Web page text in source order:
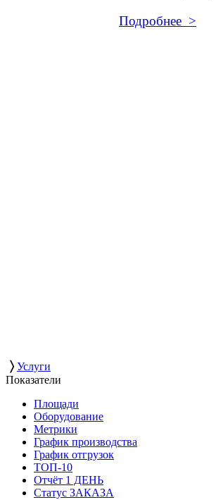
Подробнее >
〉 Услуги
Показатели
Площади
Оборудование
Метрики
График производства
График отгрузок
ТОП-10
Отчёт 1 ДЕНЬ
Статус ЗАКАЗА